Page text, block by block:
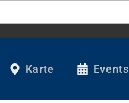
Karte Events